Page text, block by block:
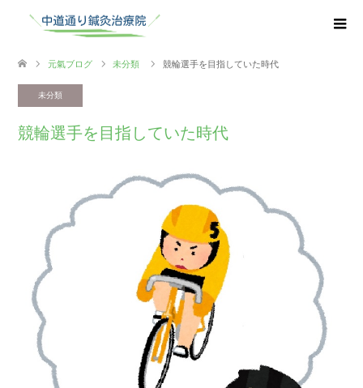
元氣ブログ 未分類 競輪選手を目指していた時代
未分類
競輪選手を目指していた時代